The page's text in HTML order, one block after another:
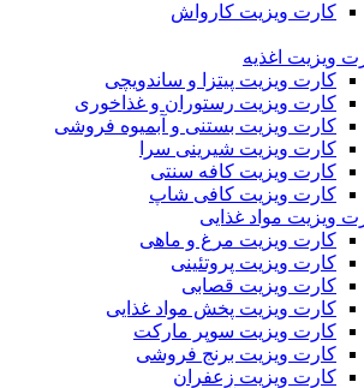
کارت ویزیت کارواش
ویزیت اغذیه
کارت ویزیت پیتزا و ساندویچی
کارت ویزیت رستوران و غذاخوری
کارت ویزیت بستنی و آبمیوه فروشی
کارت ویزیت شیرینی سرا
کارت ویزیت کافه سنتی
کارت ویزیت کافی شاپ
ویزیت مواد غذایی
کارت ویزیت مرغ و ماهی
کارت ویزیت پروتئینی
کارت ویزیت قصابی
کارت ویزیت پخش مواد غذایی
کارت ویزیت سوپر مارکت
کارت ویزیت برنج فروشی
کارت ویزیت زعفران